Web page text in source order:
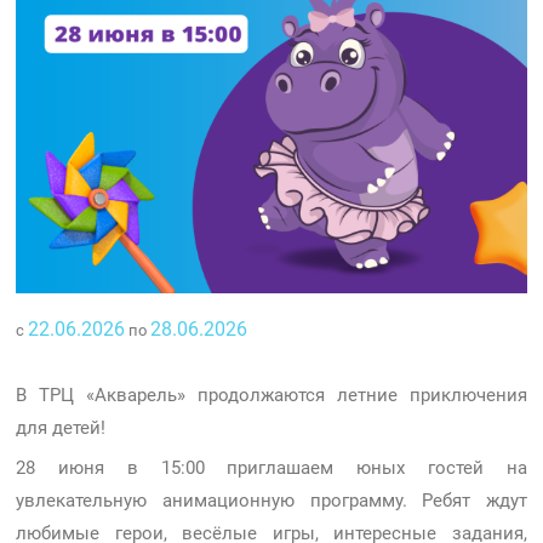
с 22.06.2026 по 28.06.2026
В ТРЦ «Акварель» продолжаются летние приключения
для детей!
28 июня в 15:00 приглашаем юных гостей на
увлекательную анимационную программу. Ребят ждут
любимые герои, весёлые игры, интересные задания,